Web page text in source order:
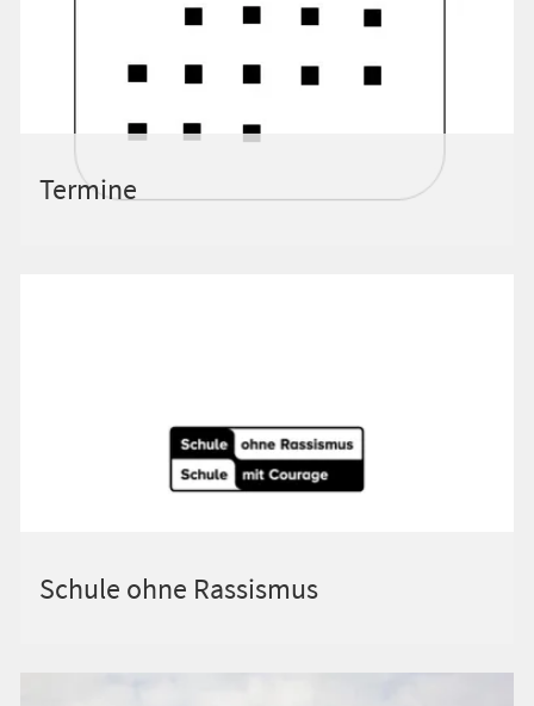
Termine
Schule ohne Rassismus